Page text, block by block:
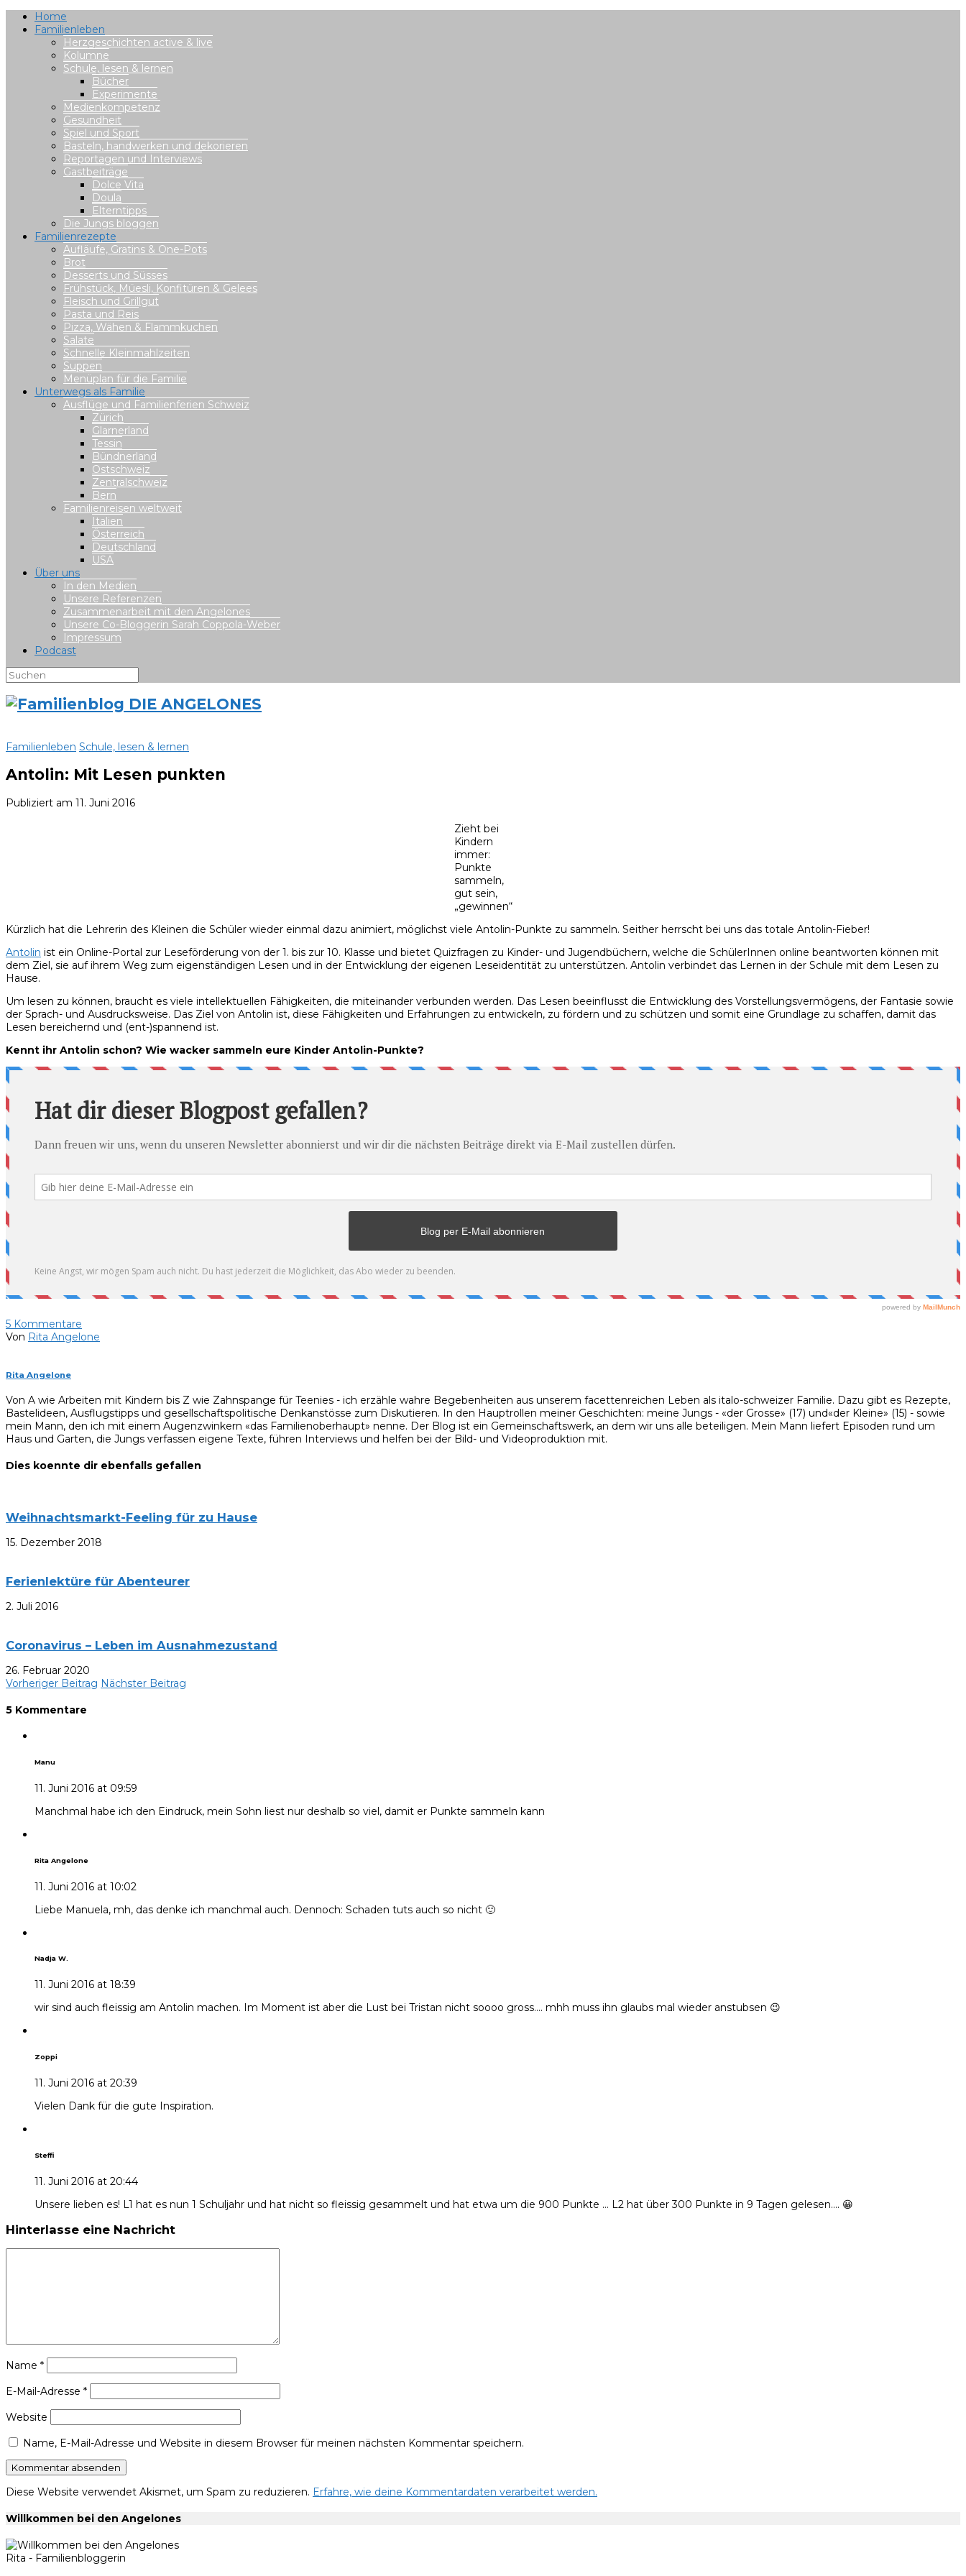
Home
Familienleben
Herzgeschichten active & live
Kolumne
Schule, lesen & lernen
Bücher
Experimente
Medienkompetenz
Gesundheit
Spiel und Sport
Basteln, handwerken und dekorieren
Reportagen und Interviews
Gastbeiträge
Dolce Vita
Doula
Elterntipps
Die Jungs bloggen
Familienrezepte
Aufläufe, Gratins & One-Pots
Brot
Desserts und Süsses
Frühstück, Müesli, Konfitüren & Gelees
Fleisch und Grillgut
Pasta und Reis
Pizza, Wähen & Flammkuchen
Salate
Schnelle Kleinmahlzeiten
Suppen
Menüplan für die Familie
Unterwegs als Familie
Ausflüge und Familienferien Schweiz
Zürich
Glarnerland
Tessin
Bündnerland
Ostschweiz
Zentralschweiz
Bern
Familienreisen weltweit
Italien
Österreich
Deutschland
USA
Über uns
In den Medien
Unsere Referenzen
Zusammenarbeit mit den Angelones
Unsere Co-Bloggerin Sarah Coppola-Weber
Impressum
Podcast
Familienleben Schule, lesen & lernen
Antolin: Mit Lesen punkten
Publiziert am 11. Juni 2016
Zieht bei
Kindern
immer:
Punkte
sammeln,
gut sein,
„gewinnen“
Kürzlich hat die Lehrerin des Kleinen die Schüler wieder einmal dazu animiert, möglichst viele Antolin-Punkte zu sammeln. Seither herrscht bei uns das totale Antolin-Fieber!
Antolin ist ein Online-Portal zur Leseförderung von der 1. bis zur 10. Klasse und bietet Quizfragen zu Kinder- und Jugendbüchern, welche die SchülerInnen online beantworten können mit
dem Ziel, sie auf ihrem Weg zum eigenständigen Lesen und in der Entwicklung der eigenen Leseidentität zu unterstützen. Antolin verbindet das Lernen in der Schule mit dem Lesen zu
Hause.
Um lesen zu können, braucht es viele intellektuellen Fähigkeiten, die miteinander verbunden werden. Das Lesen beeinflusst die Entwicklung des Vorstellungsvermögens, der Fantasie sowie
der Sprach- und Ausdrucksweise. Das Ziel von Antolin ist, diese Fähigkeiten und Erfahrungen zu entwickeln, zu fördern und zu schützen und somit eine Grundlage zu schaffen, damit das
Lesen bereichernd und (ent-)spannend ist.
Kennt ihr Antolin schon? Wie wacker sammeln eure Kinder Antolin-Punkte?
5 Kommentare
Von Rita Angelone
Rita Angelone
Von A wie Arbeiten mit Kindern bis Z wie Zahnspange für Teenies - ich erzähle wahre Begebenheiten aus unserem facettenreichen Leben als italo-schweizer Familie. Dazu gibt es Rezepte,
Bastelideen, Ausflugstipps und gesellschaftspolitische Denkanstösse zum Diskutieren. In den Hauptrollen meiner Geschichten: meine Jungs - «der Grosse» (17) und«der Kleine» (15) - sowie
mein Mann, den ich mit einem Augenzwinkern «das Familienoberhaupt» nenne. Der Blog ist ein Gemeinschaftswerk, an dem wir uns alle beteiligen. Mein Mann liefert Episoden rund um
Haus und Garten, die Jungs verfassen eigene Texte, führen Interviews und helfen bei der Bild- und Videoproduktion mit.
Dies koennte dir ebenfalls gefallen
Weihnachtsmarkt-Feeling für zu Hause
15. Dezember 2018
Ferienlektüre für Abenteurer
2. Juli 2016
Coronavirus – Leben im Ausnahmezustand
26. Februar 2020
Vorheriger Beitrag Nächster Beitrag
5 Kommentare
Manu
11. Juni 2016 at 09:59
Manchmal habe ich den Eindruck, mein Sohn liest nur deshalb so viel, damit er Punkte sammeln kann
Rita Angelone
11. Juni 2016 at 10:02
Liebe Manuela, mh, das denke ich manchmal auch. Dennoch: Schaden tuts auch so nicht 🙂
Nadja W.
11. Juni 2016 at 18:39
wir sind auch fleissig am Antolin machen. Im Moment ist aber die Lust bei Tristan nicht soooo gross…. mhh muss ihn glaubs mal wieder anstubsen 😉
Zoppi
11. Juni 2016 at 20:39
Vielen Dank für die gute Inspiration.
Steffi
11. Juni 2016 at 20:44
Unsere lieben es! L1 hat es nun 1 Schuljahr und hat nicht so fleissig gesammelt und hat etwa um die 900 Punkte … L2 hat über 300 Punkte in 9 Tagen gelesen…. 😀
Hinterlasse eine Nachricht
Name *
E-Mail-Adresse *
Website
Name, E-Mail-Adresse und Website in diesem Browser für meinen nächsten Kommentar speichern.
Diese Website verwendet Akismet, um Spam zu reduzieren. Erfahre, wie deine Kommentardaten verarbeitet werden.
Willkommen bei den Angelones
Rita - Familienbloggerin